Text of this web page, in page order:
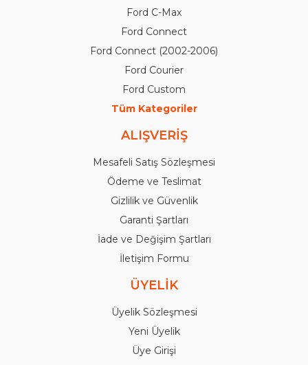
Ford C-Max
Ford Connect
Ford Connect (2002-2006)
Ford Courier
Ford Custom
Tüm Kategoriler
ALIŞVERİŞ
Mesafeli Satış Sözleşmesi
Ödeme ve Teslimat
Gizlilik ve Güvenlik
Garanti Şartları
İade ve Değişim Şartları
İletişim Formu
ÜYELİK
Üyelik Sözleşmesi
Yeni Üyelik
Üye Girişi